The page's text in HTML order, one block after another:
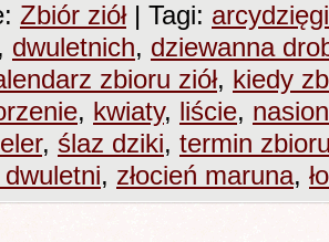
Zbiór ziół | Tagi:
dwuletnich, dziewanna
zbioru ziół, kiedy
, kwiaty, liście,
, ślaz dziki, termin
dwuletni, złocień maruna,